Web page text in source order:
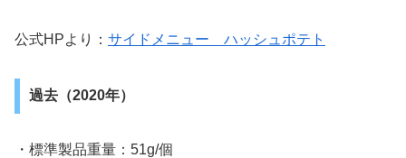
公式HPより： サイドメニュー ハッシュポテト
過去（2020年）
・標準製品重量：51g/個